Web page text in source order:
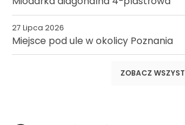
27 Lipca 2026
Miejsce pod ule w okolicy Poznania
ZOBACZ